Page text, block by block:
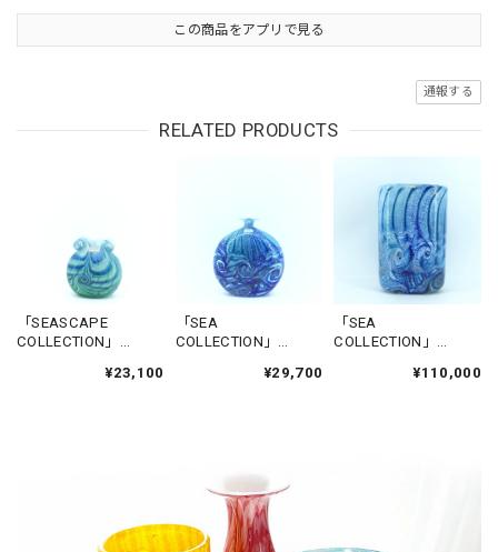
この商品をアプリで見る
通報する
RELATED PRODUCTS
「SEASCAPE
COLLECTION」
¥23,100
「SEA
COLLECTION」
¥29,700
「SEA
COLLECTION」
GGANTIJA5¥110,000